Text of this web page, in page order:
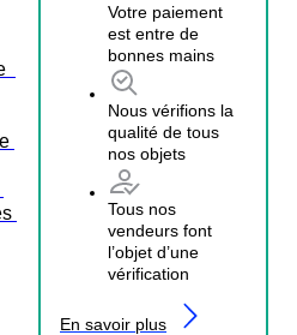
Votre paiement
est entre de
bonnes mains
Nous vérifions la
qualité de tous
nos objets
Tous nos
vendeurs font
l’objet d’une
vérification
En savoir plus